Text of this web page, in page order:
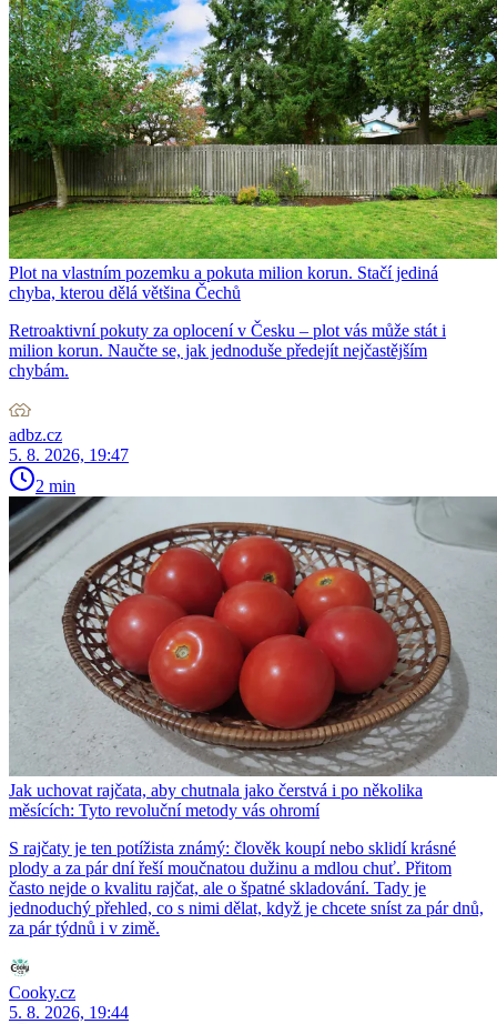
Plot na vlastním pozemku a pokuta milion korun. Stačí jediná
chyba, kterou dělá většina Čechů
Retroaktivní pokuty za oplocení v Česku – plot vás může stát i
milion korun. Naučte se, jak jednoduše předejít nejčastějším
chybám.
adbz.cz
5. 8. 2026, 19:47
2 min
Jak uchovat rajčata, aby chutnala jako čerstvá i po několika
měsících: Tyto revoluční metody vás ohromí
S rajčaty je ten potížista známý: člověk koupí nebo sklidí krásné
plody a za pár dní řeší moučnatou dužinu a mdlou chuť. Přitom
často nejde o kvalitu rajčat, ale o špatné skladování. Tady je
jednoduchý přehled, co s nimi dělat, když je chcete sníst za pár dnů,
za pár týdnů i v zimě.
Cooky.cz
5. 8. 2026, 19:44